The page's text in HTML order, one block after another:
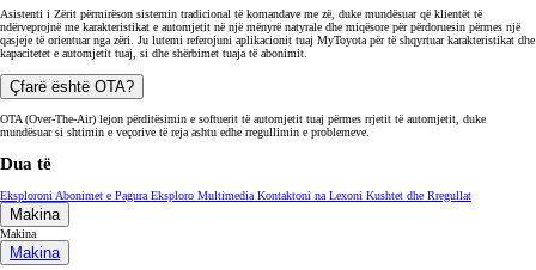
Makina
Makina
Aygo X
Yaris
Yaris Cross
Corolla Touring Sports
Corolla Sedan
Toyota C-HR+
Prius Plug-in
Land Cruiser
Mbështetje
Mbështetje